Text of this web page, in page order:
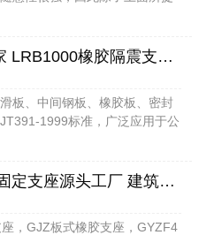
高阻尼高阻尼橡胶隔震支座生产厂家 LRB1000橡胶隔震支座什么价格 抗震铅芯支座厂家
板、中间钢板、橡胶板、密封
1999标准，广泛应用于公
超高阻尼减隔震支座生产厂家 抗震固定支座源头工厂 建筑非连续端铅芯隔震支座生产厂家
，GJZ板式橡胶支座，GYZF4